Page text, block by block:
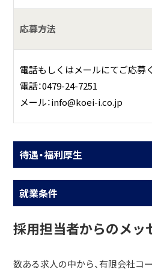
応募方法
電話もしくはメールにてご応募
電話：0479-24-7251
メール：info@koei-i.co.jp
待遇・福利厚生
就業条件
採用担当者からのメッ
数ある求人の中から、有限会社コ